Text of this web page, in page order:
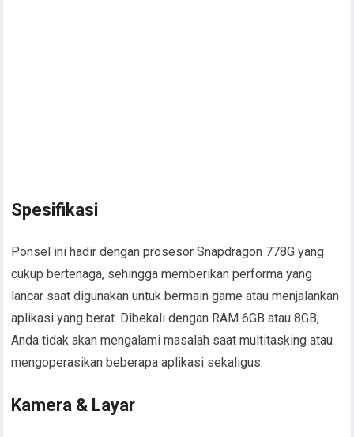
Spesifikasi
Ponsel ini hadir dengan prosesor Snapdragon 778G yang
cukup bertenaga, sehingga memberikan performa yang
lancar saat digunakan untuk bermain game atau menjalankan
aplikasi yang berat. Dibekali dengan RAM 6GB atau 8GB,
Anda tidak akan mengalami masalah saat multitasking atau
mengoperasikan beberapa aplikasi sekaligus.
Kamera & Layar